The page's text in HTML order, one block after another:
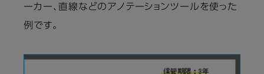
ーカー、直線などのアノテーションツールを使った
例です。